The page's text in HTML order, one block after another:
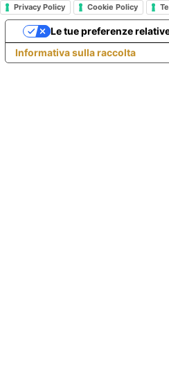
Privacy Policy Cookie Policy
Informativa sulla raccolta
Le tue preferenze